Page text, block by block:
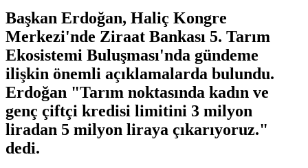
Başkan Erdoğan, Haliç Kongre
Merkezi'nde Ziraat Bankası 5. Tarım
Ekosistemi Buluşması'nda gündeme
ilişkin önemli açıklamalarda bulundu.
Erdoğan "Tarım noktasında kadın ve
genç çiftçi kredisi limitini 3 milyon
liradan 5 milyon liraya çıkarıyoruz."
dedi.